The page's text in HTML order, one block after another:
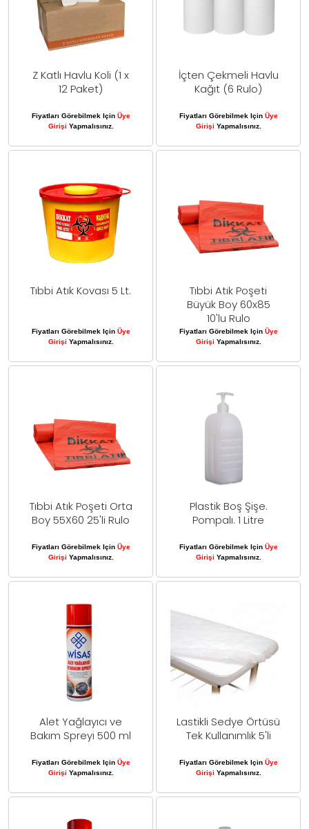
Z Katlı Havlu Koli (1 x
12 Paket)
Fiyatları Görebilmek Için Üye
Girişi Yapmalısınız.
İçten Çekmeli Havlu
Kağıt (6 Rulo)
Fiyatları Görebilmek Için Üye
Girişi Yapmalısınız.
Tıbbi Atık Kovası 5 Lt.
Fiyatları Görebilmek Için Üye
Girişi Yapmalısınız.
Tıbbi Atık Poşeti
Büyük Boy 60x85
10'lu Rulo
Fiyatları Görebilmek Için Üye
Girişi Yapmalısınız.
Tıbbi Atık Poşeti Orta
Boy 55X60 25'li Rulo
Fiyatları Görebilmek Için Üye
Girişi Yapmalısınız.
Plastik Boş Şişe.
Pompalı. 1 Litre
Fiyatları Görebilmek Için Üye
Girişi Yapmalısınız.
Alet Yağlayıcı ve
Bakım Spreyi 500 ml
Fiyatları Görebilmek Için Üye
Girişi Yapmalısınız.
Lastikli Sedye Örtüsü
Tek Kullanımlık 5'li
Fiyatları Görebilmek Için Üye
Girişi Yapmalısınız.